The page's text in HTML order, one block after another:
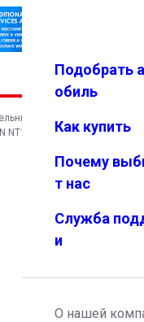
Избранн
Меню
Подобрать
обиль
Как купить
Почему
т нас
Служба
и
О нашей
ряд
NT100CLIPPER